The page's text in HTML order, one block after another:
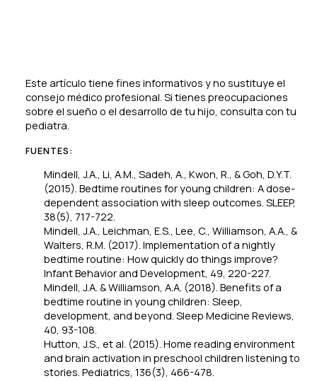
Este artículo tiene fines informativos y no sustituye el
consejo médico profesional. Si tienes preocupaciones
sobre el sueño o el desarrollo de tu hijo, consulta con tu
pediatra.
FUENTES:
Mindell, J.A., Li, A.M., Sadeh, A., Kwon, R., & Goh, D.Y.T.
(2015). Bedtime routines for young children: A dose-
dependent association with sleep outcomes. SLEEP,
38(5), 717-722.
Mindell, J.A., Leichman, E.S., Lee, C., Williamson, A.A., &
Walters, R.M. (2017). Implementation of a nightly
bedtime routine: How quickly do things improve?
Infant Behavior and Development, 49, 220-227.
Mindell, J.A. & Williamson, A.A. (2018). Benefits of a
bedtime routine in young children: Sleep,
development, and beyond. Sleep Medicine Reviews,
40, 93-108.
Hutton, J.S., et al. (2015). Home reading environment
and brain activation in preschool children listening to
stories. Pediatrics, 136(3), 466-478.